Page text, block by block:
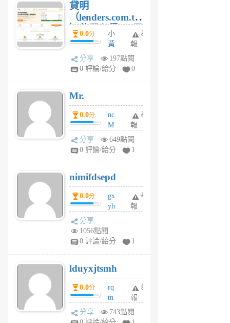
貸明
（lenders.com.tw
）使用心得 — 民
間貸款比較平台
體驗
0.0分
小
黃
蜂
1
舉
報
分享
197點閱
0 評論/給分
0
Mr.
0.0分
nc
M
U
F
U
5
個
月
舉
報
分享
649點閱
0 評論/給分
1
nimifdsepd
0.0分
gx
yh
jl
月
前
舉
報
分享
1056點閱
0 評論/給分
1
lduyxjtsmh
0.0分
rq
tn
jt
gl
舉
報
分享
743點閱